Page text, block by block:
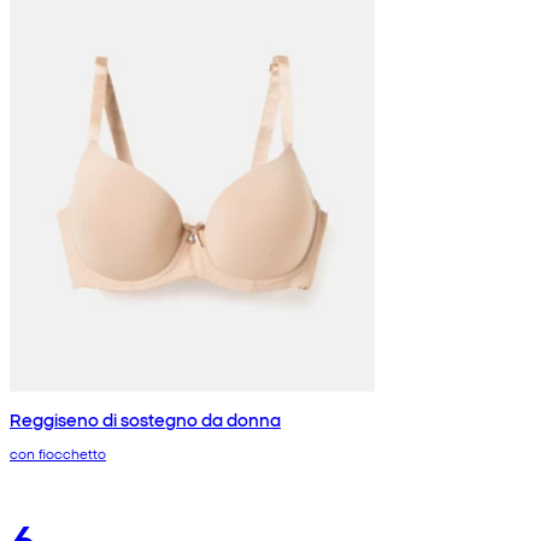
Reggiseno di sostegno da donna
con fiocchetto